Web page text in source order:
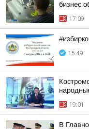
бизнес
17:09
15:49
19:01
В